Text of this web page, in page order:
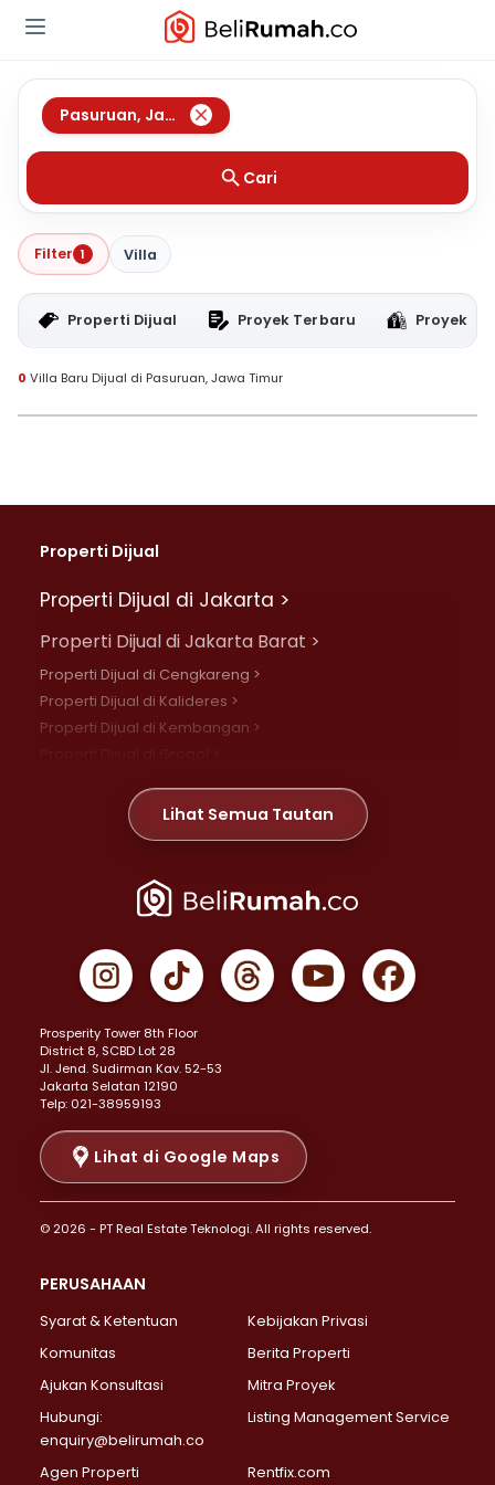
Pasuruan, Jawa Timur
Cari
Filter 1 Villa
Properti Dijual Proyek Terbaru Proyek
0 Villa Baru Dijual di Pasuruan, Jawa Timur
Properti Dijual
Properti Dijual di Jakarta >
Properti Dijual di Jakarta Barat >
Properti Dijual di Cengkareng >
Properti Dijual di Kalideres >
Properti Dijual di Kembangan >
Properti Dijual di Meruya >
Properti Dijual di Jelambar >
Properti Dijual di Jakarta Pusat >
Properti Dijual di Gambir >
Properti Dijual di Johar Baru >
Properti Dijual di Menteng >
Properti Dijual di Senen >
Properti Dijual di Tanah Abang >
Properti Dijual di Cikini >
Properti Dijual di Kramat >
Properti Dijual di Pasar Baru >
Properti Dijual di Bendungan Hilir >
Properti Dijual di Jakarta Selatan >
Properti Dijual di Lebak Bulus >
Properti Dijual di Gandaria Selatan >
Properti Dijual di Pondok Labu >
Properti Dijual di Lenteng Agung >
Properti Dijual di Senayan >
Properti Dijual di Pondok Pinang >
Lihat Semua Tautan
Prosperity Tower 8th Floor
District 8, SCBD Lot 28
JI. Jend. Sudirman Kav. 52-53
Jakarta Selatan 12190
Telp: 021-38959193
Lihat di Google Maps
© 2026 - PT Real Estate Teknologi. All rights reserved.
PERUSAHAAN
Syarat & Ketentuan
Kebijakan Privasi
Komunitas
Berita Properti
Ajukan Konsultasi
Mitra Proyek
Hubungi:
enquiry@belirumah.co
Listing Management Service
Agen Properti Rentfix.com